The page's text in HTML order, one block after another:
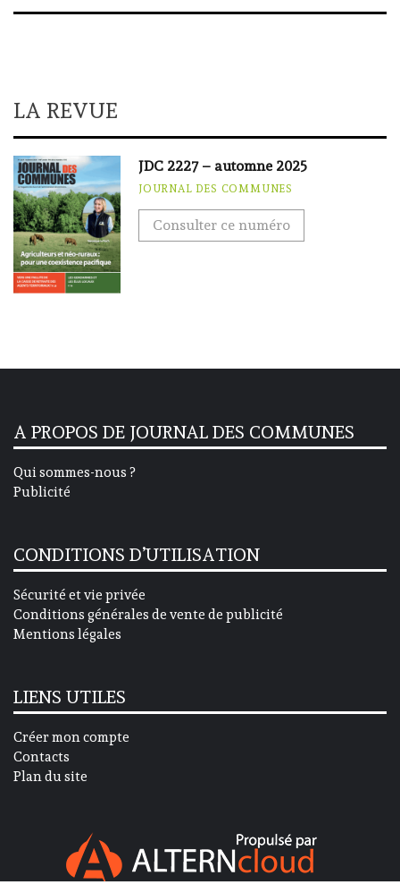
LA REVUE
JDC 2227 – automne 2025
JOURNAL DES COMMUNES
Consulter ce numéro
A PROPOS DE JOURNAL DES COMMUNES
Qui sommes-nous ?
Publicité
CONDITIONS D’UTILISATION
Sécurité et vie privée
Conditions générales de vente de publicité
Mentions légales
LIENS UTILES
Créer mon compte
Contacts
Plan du site